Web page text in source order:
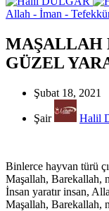
Allah - İman -
MAŞALLAH
GÜZEL
Şubat 18, 2021
Şair Halil
Binlerce hayvan türü
Maşallah, Barekallah,
İnsan yaratır insan,
Maşallah, Barekallah,